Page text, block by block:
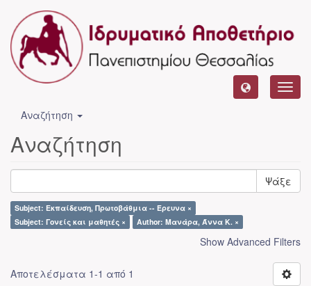
Αναζήτηση
Αναζήτηση
Ψάξε
Subject: Εκπαίδευση, Πρωτοβάθμια -- Έρευνα ×
Subject: Γονείς και μαθητές ×
Author: Μανάρα, Άννα Κ. ×
Show Advanced Filters
Αποτελέσματα 1-1 από 1